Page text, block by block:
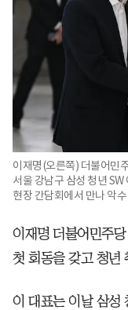
이재명(오른쪽) 더불어민
서울 강남구 삼성 청년
현장 간담회에서 만나 악
이재명 더불어민주
첫 회동을 갖고 청년
이 대표는 이날 삼성